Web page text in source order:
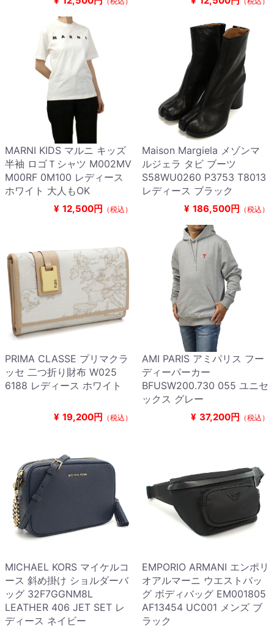
MARNI KIDS マルニ キッズ
半袖 ロゴＴシャツ M002MV
M00RF 0M100 レディース
ホワイト 大人もOK
¥ 12,500円 （税込）
Maison Margiela メゾンマ
ルジェラ タビ ブーツ
S58WU0260 P3753 T8013
レディース ブラック
¥ 186,500円 （税込）
PRIMA CLASSE プリマクラ
ッセ 二つ折り財布 W025
6188 レディース ホワイト
¥ 19,200円 （税込）
AMI PARIS アミパリス フー
ディーパーカー
BFUSW200.730 055 ユニセ
ックス グレー
¥ 37,200円 （税込）
MICHAEL KORS マイケルコ
ース 斜め掛け ショルダーバ
ッグ 32F7GGNM8L
LEATHER 406 JET SET レ
ディース ネイビー
EMPORIO ARMANI エンポリ
オアルマーニ ウエストバッ
グ ボディバッグ EM001805
AF13454 UC001 メンズ ブ
ラック